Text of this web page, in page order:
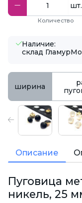
шт.
Количество
Наличие:
склад
ширина
Описание
Пуговица
никель, 25